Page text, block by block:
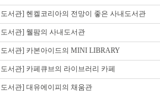
서관] 헨켈코리아의 전망이 좋은 사내도서관
서관] 웰팜의 사내도서관
도서관] 카본아이드의 MINI LIBRARY
서관] 카페큐브의 라이브러리 카페
서관] 대유에이피의 채움관